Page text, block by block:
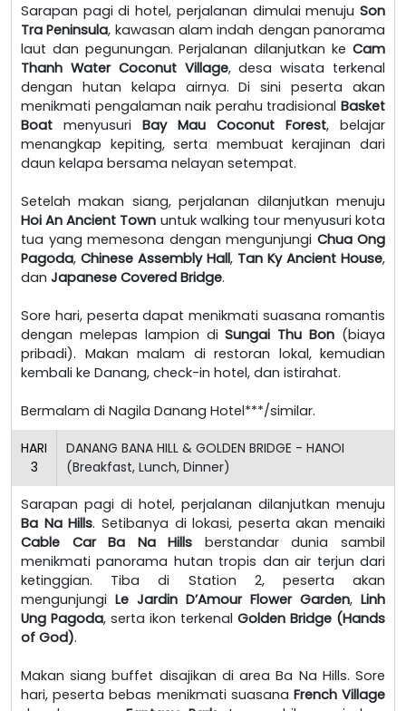
Sarapan pagi di hotel, perjalanan dimulai menuju Son
Tra Peninsula, kawasan alam indah dengan panorama
laut dan pegunungan. Perjalanan dilanjutkan ke Cam
Thanh Water Coconut Village, desa wisata terkenal
dengan hutan kelapa airnya. Di sini peserta akan
menikmati pengalaman naik perahu tradisional Basket
Boat menyusuri Bay Mau Coconut Forest, belajar
menangkap kepiting, serta membuat kerajinan dari
daun kelapa bersama nelayan setempat.
Setelah makan siang, perjalanan dilanjutkan menuju
Hoi An Ancient Town untuk walking tour menyusuri kota
tua yang memesona dengan mengunjungi Chua Ong
Pagoda, Chinese Assembly Hall, Tan Ky Ancient House,
dan Japanese Covered Bridge.
Sore hari, peserta dapat menikmati suasana romantis
dengan melepas lampion diSungai Thu Bon (biaya
pribadi). Makan malam di restoran lokal, kemudian
kembali ke Danang, check-in hotel, dan istirahat.
Bermalam di Nagila Danang Hotel***/similar.
HARI
3
DANANG BANA HILL & GOLDEN BRIDGE - HANOI
(Breakfast, Lunch, Dinner)
Sarapan pagi di hotel, perjalanan dilanjutkan menuju
Ba Na Hills. Setibanya di lokasi, peserta akan menaiki
Cable Car Ba Na Hills berstandar dunia sambil
menikmati panorama hutan tropis dan air terjun dari
ketinggian. Tiba di Station 2, peserta akan
mengunjungi Le Jardin D’Amour Flower Garden, Linh
Ung Pagoda, serta ikon terkenal Golden Bridge (Hands
of God).
Makan siang buffet disajikan di area Ba Na Hills. Sore
hari, peserta bebas menikmati suasana French Village